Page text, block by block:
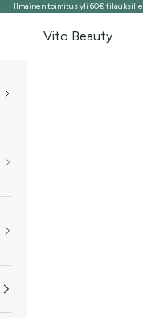
Ilmainen toimitus yli 60€ tilauksille
Vito Beauty